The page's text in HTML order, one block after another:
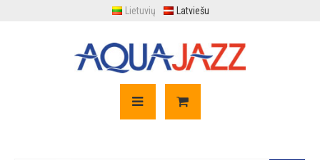
Lietuvių Latviešu